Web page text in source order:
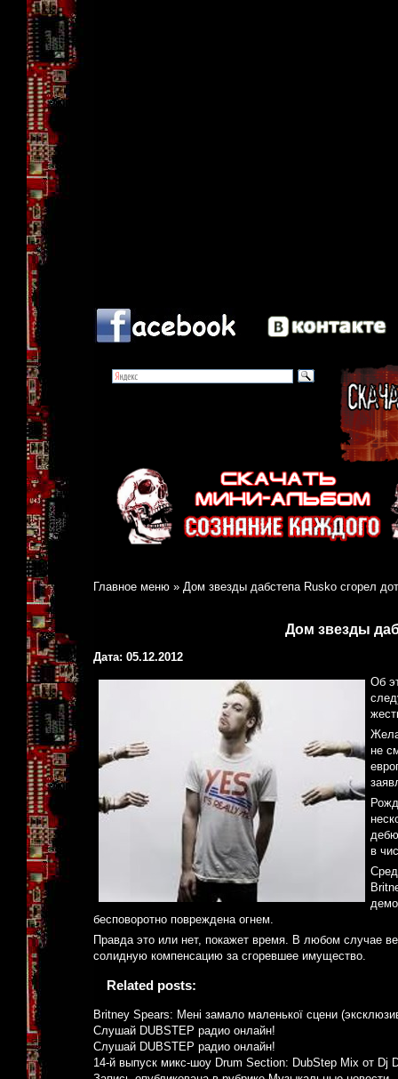
Главное меню » Дом звезды дабстепа Rusko сгорел
Дом звезды
Дата: 05.12.2012
Об
не
в
бесповоротно повреждена огнем.
Правда это или нет, покажет время. В любом случае
солидную компенсацию за сгоревшее имущество.
Related posts:
Britney Spears: Мені замало маленької сцени
Слушай DUBSTEP радио онлайн!
Слушай DUBSTEP радио онлайн!
14-й выпуск микс-шоу Drum Section: DubStep Mix от Dj